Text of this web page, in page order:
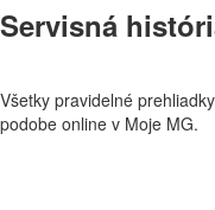
Servisná
Všetky pravidelné
podobe online v Moje MG.